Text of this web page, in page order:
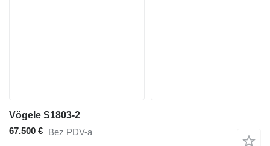
Vögele S1803-2
67.500 € Bez PDV-a